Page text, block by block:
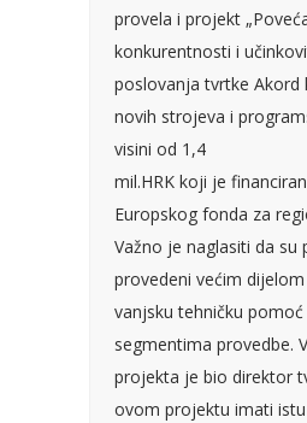
provela i projekt
konkurentnosti i
poslovanja tvrtke Akord
novih strojeva i
visini od 1,4
mil.HRK koji je
Europskog fonda za
Važno je naglasiti da su
provedeni većim
vanjsku tehničku
segmentima provedbe.
projekta je bio direktor
ovom projektu imati